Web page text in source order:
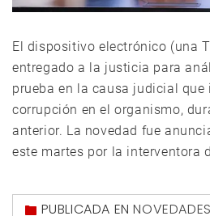
El dispositivo electrónico (una
entregado a la justicia para
prueba en la causa judicial que
corrupción en el organismo,
anterior. La novedad fue
este martes por la interventora
PUBLICADA ENNOVEDADES